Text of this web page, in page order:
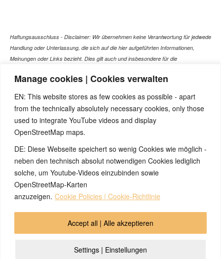
Manage cookies | Cookies verwalten
EN: This website stores as few cookies as possible - apart
from the technically absolutely necessary cookies, only those
used to integrate YouTube videos and display
OpenStreetMap maps.
DE: Diese Webseite speichert so wenig Cookies wie möglich -
neben den technisch absolut notwendigen Cookies lediglich
solche, um Youtube-Videos einzubinden sowie
OpenStreetMap-Karten
anzuzeigen. Cookie Policies | Cookie-Richtlinie
Settings | Einstellungen
Accept all | Alle akzeptieren
Haftungsausschluss - Disclaimer: Wir übernehmen keine Verantwortung für jedwede
Handlung oder Unterlassung, die sich auf die hier aufgeführten Informationen,
Meinungen oder Links bezieht. Dies gilt auch und insbesondere für die
Gespräch mit dem Arzt Ihres Vertrauens darstellen können. Bei den Texten auf
Versuch einer Diagnose oder Behandlung! Wir übernehmen keinerlei Gewähr für die
Korrektheit, Aktualität, Vollständigkeit oder Qualität der Informationen auf dieser
Website. Zusätzlich müssen wir jede Haftung oder Garantie ausschließen. Dies gilt
auch für alle Verweise (Links), die direkt oder indirekt angeboten werden. Wir
können für die Inhalte solcher externen Sites, die Sie mittels eines Links oder
sonstiger Hinweise erreichen, keine Verantwortung übernehmen. Ferner haften wir
nicht für direkte oder indirekte Schäden, die auf Informationen zurückgeführt werden
können, die auf diesen externen Websites stehen
© 2026 by Ingmar Marquardt
Política de privacidad Contacto